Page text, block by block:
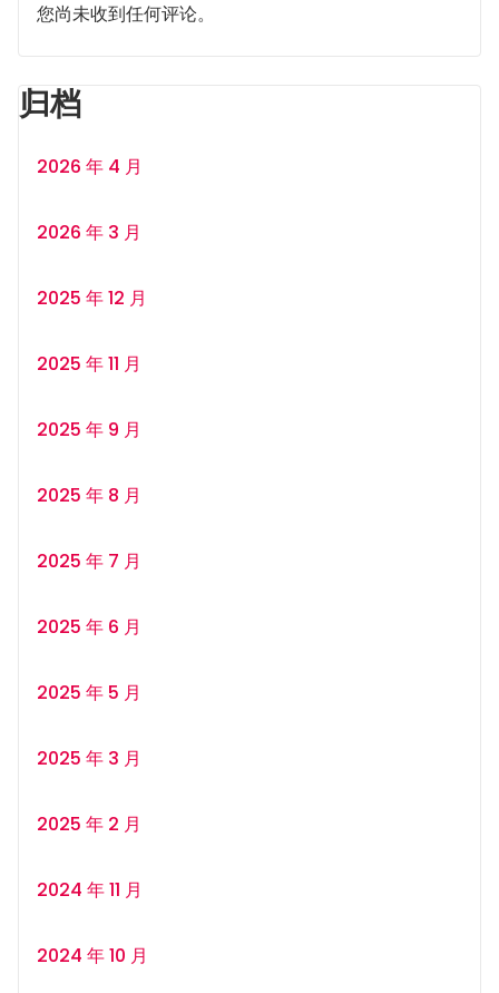
您尚未收到任何评论。
归档
2026 年 4 月
2026 年 3 月
2025 年 12 月
2025 年 11 月
2025 年 9 月
2025 年 8 月
2025 年 7 月
2025 年 6 月
2025 年 5 月
2025 年 3 月
2025 年 2 月
2024 年 11 月
2024 年 10 月